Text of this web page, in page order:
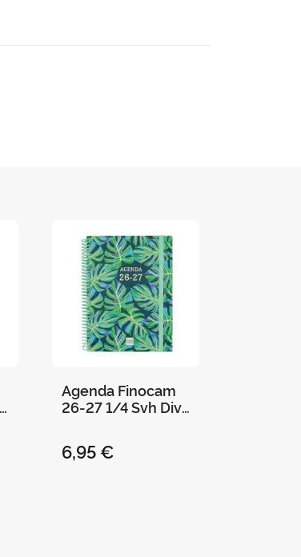
Agenda Finocam
26-27 1/4 Svh Diva
6,95 €